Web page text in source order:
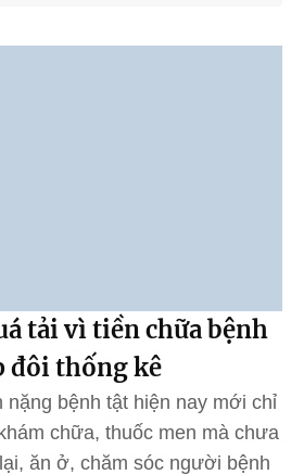
tải vì tiền chữa bệnh
đôi thống kê
nặng bệnh tật hiện nay mới chỉ
chữa, thuốc men mà chưa
ăn ở, chăm sóc người bệnh